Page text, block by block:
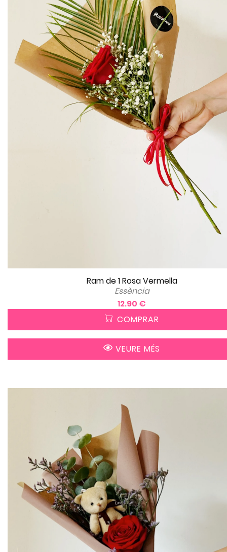
Ram de 1 Rosa Vermella
Essència
12.90 €
COMPRAR
VEURE MÉS